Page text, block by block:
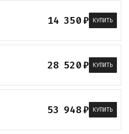
14 350₽ КУПИТЬ
28 520₽ КУПИТЬ
53 948₽ КУПИТЬ